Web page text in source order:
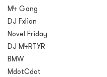
M4 Gang
DJ Fxlion
Novel Friday
DJ M4RTYR
BMW
MdotCdot